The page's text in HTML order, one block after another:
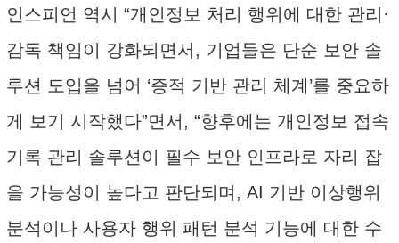
인스피언 역시 “개인정보 처리 행위에 대한 관리·
감독 책임이 강화되면서, 기업들은 단순 보안 솔
루션 도입을 넘어 ‘증적 기반 관리 체계’를 중요하
게 보기 시작했다”면서, “향후에는 개인정보 접속
기록 관리 솔루션이 필수 보안 인프라로 자리 잡
을 가능성이 높다고 판단되며, AI 기반 이상행위
분석이나 사용자 행위 패턴 분석 기능에 대한 수